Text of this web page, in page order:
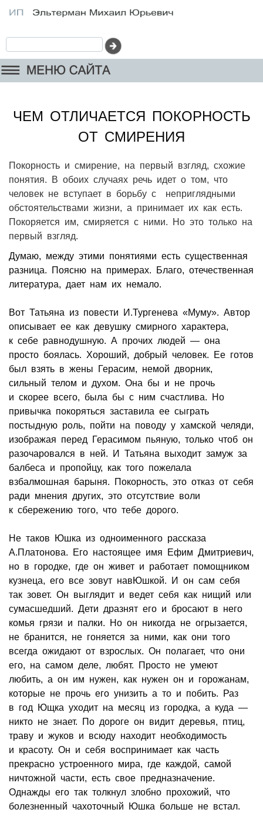
ЧЕМ ОТЛИЧАЕТСЯ ПОКОРНОСТЬ
ОТ СМИРЕНИЯ
Покорность и смирение, на первый взгляд, схожие
понятия. В обоих случаях речь идет о том, что
человек не вступает в борьбу с неприглядными
обстоятельствами жизни, а принимает их как есть.
Покоряется им, смиряется с ними. Но это только на
первый взгляд.
Думаю, между этими понятиями есть существенная
разница. Поясню на примерах. Благо, отечественная
литература, дает нам их немало.
Вот Татьяна из повести И.Тургенева «Муму». Автор
описывает ее как девушку смирного характера,
к себе равнодушную. А прочих людей — она
просто боялась. Хороший, добрый человек. Ее готов
был взять в жены Герасим, немой дворник,
сильный телом и духом. Она бы и не прочь
и скорее всего, была бы с ним счастлива. Но
привычка покоряться заставила ее сыграть
постыдную роль, пойти на поводу у хамской челяди,
изображая перед Герасимом пьяную, только чтоб он
разочаровался в ней. И Татьяна выходит замуж за
балбеса и пропойцу, как того пожелала
взбалмошная барыня. Покорность, это отказ от себя
ради мнения других, это отсутствие воли
к сбережению того, что тебе дорого.
Не таков Юшка из одноименного рассказа
А.Платонова. Его настоящее имя Ефим Дмитриевич,
но в городке, где он живет и работает помощником
кузнеца, его все зовут навЮшкой. И он сам себя
так зовет. Он выглядит и ведет себя как нищий или
сумасшедший. Дети дразнят его и бросают в него
комья грязи и палки. Но он никогда не огрызается,
не бранится, не гоняется за ними, как они того
всегда ожидают от взрослых. Он полагает, что они
его, на самом деле, любят. Просто не умеют
любить, а он им нужен, как нужен он и горожанам,
которые не прочь его унизить а то и побить. Раз
в год Ющка уходит на месяц из городка, а куда —
никто не знает. По дороге он видит деревья, птиц,
траву и жуков и всюду находит необходимость
и красоту. Он и себя воспринимает как часть
прекрасно устроенного мира, где каждой, самой
ничтожной части, есть свое предназначение.
Однажды его так толкнул злобно прохожий, что
болезненный чахоточный Юшка больше не встал.